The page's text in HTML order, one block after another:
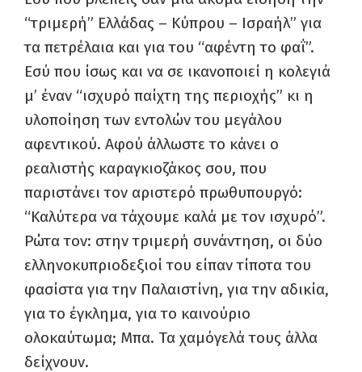
“τριμερή” Ελλάδας – Κύπρου – Ισραήλ” για
τα πετρέλαια και για του “αφέντη το φαΐ”.
Εσύ που ίσως και να σε ικανοποιεί η κολεγιά
μ’ έναν “ισχυρό παίχτη της περιοχής” κι η
υλοποίηση των εντολών του μεγάλου
αφεντικού. Αφού άλλωστε το κάνει ο
ρεαλιστής καραγκιοζάκος σου, που
παριστάνει τον αριστερό πρωθυπουργό:
“Καλύτερα να τάχουμε καλά με τον ισχυρό”.
Ρώτα τον: στην τριμερή συνάντηση, οι δύο
ελληνοκυπριοδεξιοί του είπαν τίποτα του
φασίστα για την Παλαιστίνη, για την αδικία,
για το έγκλημα, για το καινούριο
ολοκαύτωμα; Μπα. Τα χαμόγελά τους άλλα
δείχνουν.